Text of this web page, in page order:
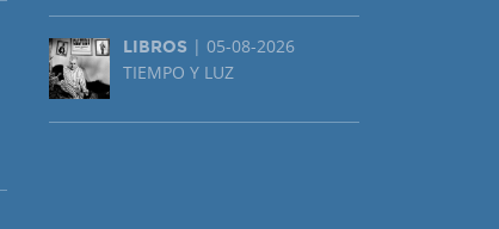
LIBROS | 05-08-2026
TIEMPO Y LUZ